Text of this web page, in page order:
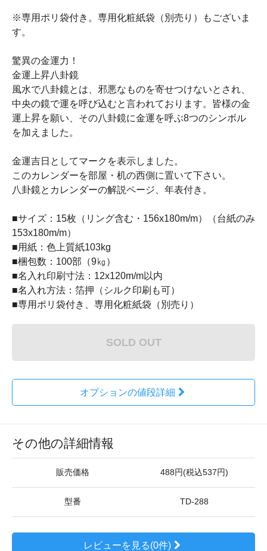
※専用ポリ袋付き。専用化粧紙袋（別売り）もございま
す。
驚異の金運力！
金運上昇八卦鏡
風水で八卦鏡とは、邪悪なものを寄せつけないとされ、
中央の鏡で運を呼び込むと言われております。皆様の金
運上昇を願い、その八卦鏡に金運を呼ぶ8つのシンボル
を加えました。
金運吉日としてマークを表示しました。
このカレンダーを部屋・机の西側に置いて下さい。
八卦鏡とカレンダーの解説ページ、年表付き。
■サイズ：15枚（リング含む・156x180m/m）（台紙のみ
153x180m/m）
■用紙：色上質紙103kg
■梱包数：100部（9㎏）
■名入れ印刷寸法：12x120m/m以内
■名入れ方法：箔押（シルク印刷も可）
■専用ポリ袋付き、専用化粧紙袋（別売り）
SOLD OUT
オプションの値段詳細
その他の詳細情報
販売価格 488円(税込537円)
型番 TD-288
レビューを見る(0件)